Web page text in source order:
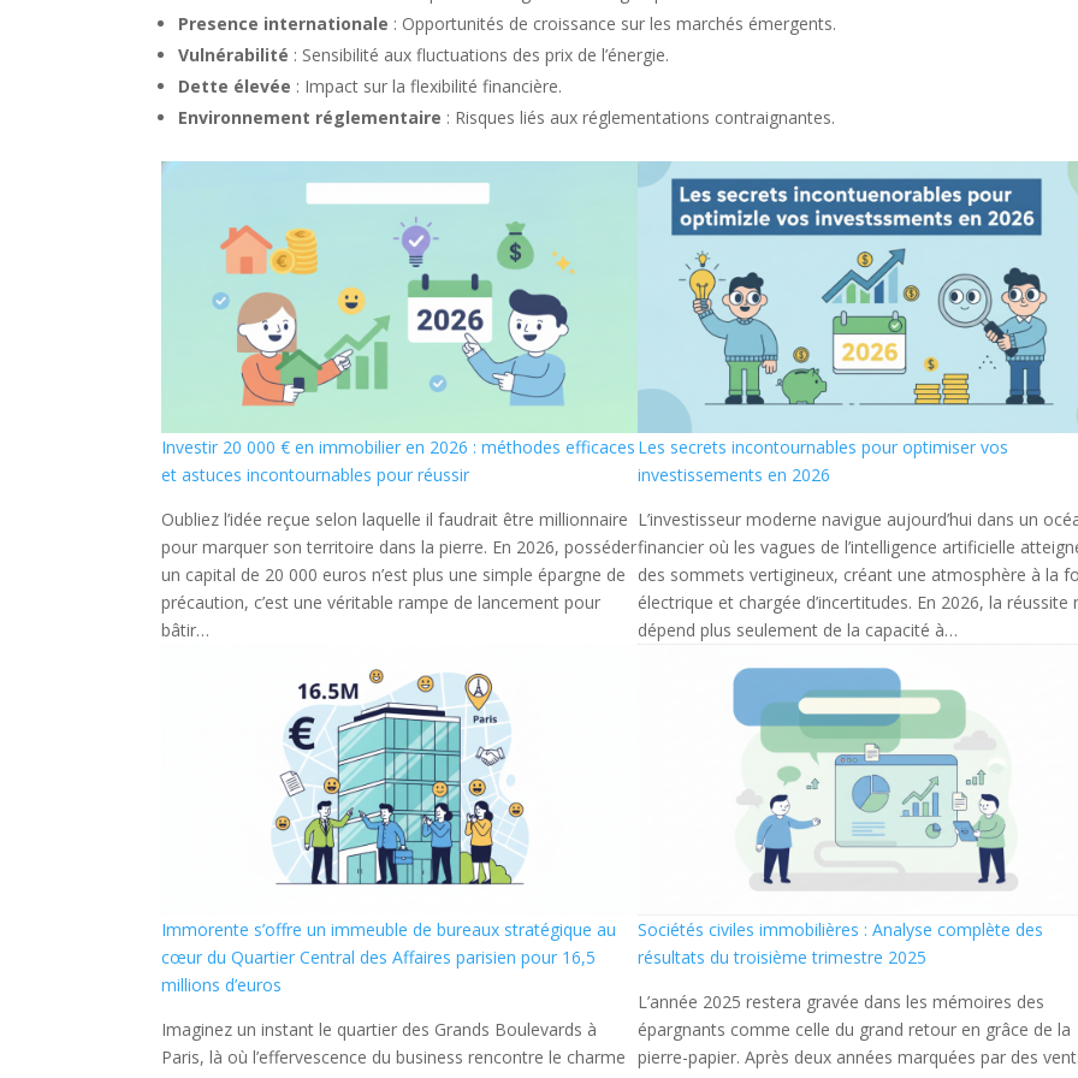
Presence internationale : Opportunités de croissance sur les marchés émergents.
Vulnérabilité : Sensibilité aux fluctuations des prix de l’énergie.
Dette élevée : Impact sur la flexibilité financière.
Environnement réglementaire : Risques liés aux réglementations contraignantes.
Investir 20 000 € en immobilier en 2026 : méthodes efficaces
et astuces incontournables pour réussir
Oubliez l’idée reçue selon laquelle il faudrait être millionnaire
pour marquer son territoire dans la pierre. En 2026, posséder
un capital de 20 000 euros n’est plus une simple épargne de
précaution, c’est une véritable rampe de lancement pour
bâtir…
Les secrets incontournables pour optimiser vos
investissements en 2026
L’investisseur moderne navigue aujourd’hui dans un
financier où les vagues de l’intelligence artificielle
des sommets vertigineux, créant une atmosphère à la
électrique et chargée d’incertitudes. En 2026, la réussite
dépend plus seulement de la capacité à…
Immorente s’offre un immeuble de bureaux stratégique au
cœur du Quartier Central des Affaires parisien pour 16,5
millions d’euros
Imaginez un instant le quartier des Grands Boulevards à
Paris, là où l’effervescence du business rencontre le charme
Sociétés civiles immobilières : Analyse complète des
résultats du troisième trimestre 2025
L’année 2025 restera gravée dans les mémoires des
épargnants comme celle du grand retour en grâce de la
pierre-papier. Après deux années marquées par des